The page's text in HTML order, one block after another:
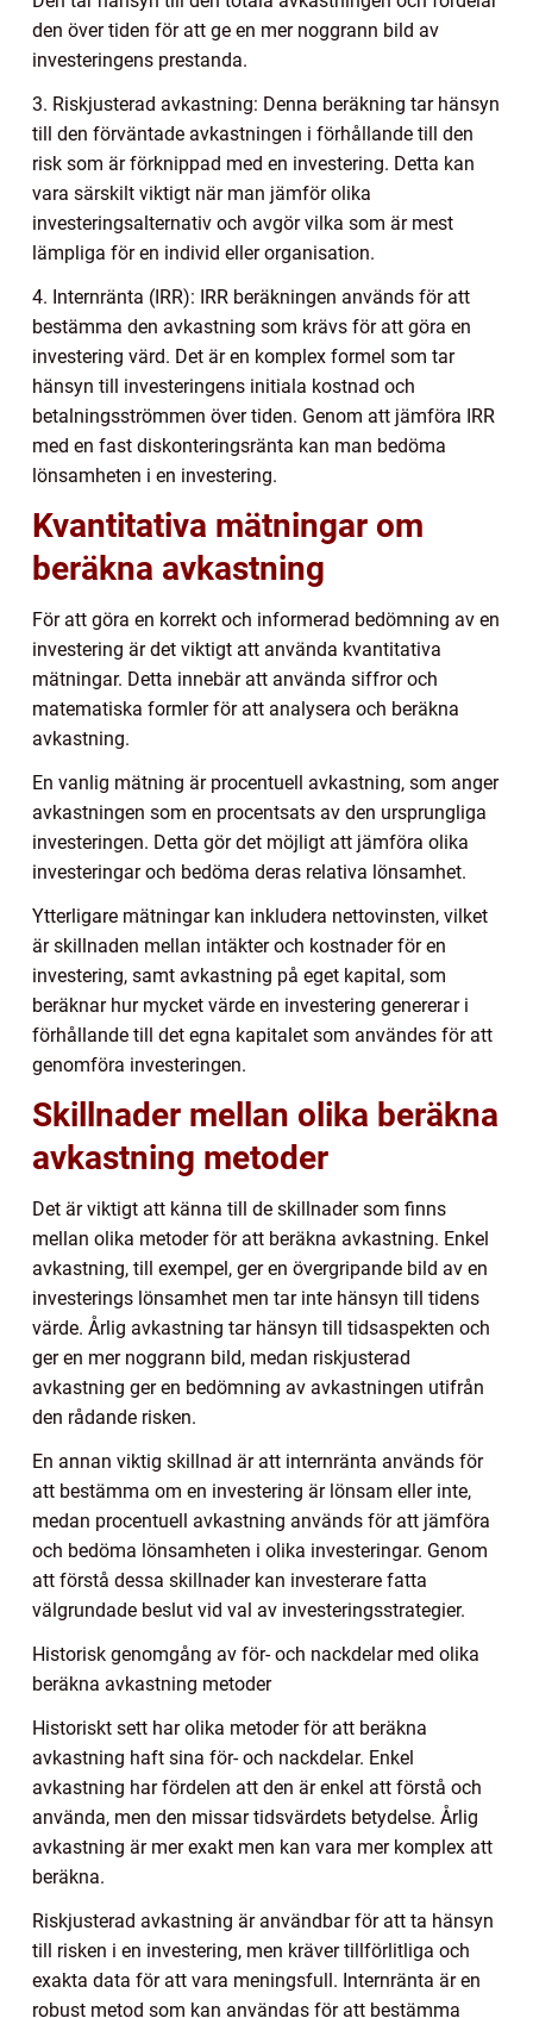
den över tiden för att ge en mer noggrann bild av
investeringens prestanda.
3. Riskjusterad avkastning: Denna beräkning tar hänsyn
till den förväntade avkastningen i förhållande till den
risk som är förknippad med en investering. Detta kan
vara särskilt viktigt när man jämför olika
investeringsalternativ och avgör vilka som är mest
lämpliga för en individ eller organisation.
4. Internränta (IRR): IRR beräkningen används för att
bestämma den avkastning som krävs för att göra en
investering värd. Det är en komplex formel som tar
hänsyn till investeringens initiala kostnad och
betalningsströmmen över tiden. Genom att jämföra IRR
med en fast diskonteringsränta kan man bedöma
lönsamheten i en investering.
Kvantitativa mätningar om
beräkna avkastning
För att göra en korrekt och informerad bedömning av en
investering är det viktigt att använda kvantitativa
mätningar. Detta innebär att använda siffror och
matematiska formler för att analysera och beräkna
avkastning.
En vanlig mätning är procentuell avkastning, som anger
avkastningen som en procentsats av den ursprungliga
investeringen. Detta gör det möjligt att jämföra olika
investeringar och bedöma deras relativa lönsamhet.
Ytterligare mätningar kan inkludera nettovinsten, vilket
är skillnaden mellan intäkter och kostnader för en
investering, samt avkastning på eget kapital, som
beräknar hur mycket värde en investering genererar i
förhållande till det egna kapitalet som användes för att
genomföra investeringen.
Skillnader mellan olika beräkna
avkastning metoder
Det är viktigt att känna till de skillnader som finns
mellan olika metoder för att beräkna avkastning. Enkel
avkastning, till exempel, ger en övergripande bild av en
investerings lönsamhet men tar inte hänsyn till tidens
värde. Årlig avkastning tar hänsyn till tidsaspekten och
ger en mer noggrann bild, medan riskjusterad
avkastning ger en bedömning av avkastningen utifrån
den rådande risken.
En annan viktig skillnad är att internränta används för
att bestämma om en investering är lönsam eller inte,
medan procentuell avkastning används för att jämföra
och bedöma lönsamheten i olika investeringar. Genom
att förstå dessa skillnader kan investerare fatta
välgrundade beslut vid val av investeringsstrategier.
Historisk genomgång av för- och nackdelar med olika
beräkna avkastning metoder
Historiskt sett har olika metoder för att beräkna
avkastning haft sina för- och nackdelar. Enkel
avkastning har fördelen att den är enkel att förstå och
använda, men den missar tidsvärdets betydelse. Årlig
avkastning är mer exakt men kan vara mer komplex att
beräkna.
Riskjusterad avkastning är användbar för att ta hänsyn
till risken i en investering, men kräver tillförlitliga och
exakta data för att vara meningsfull. Internränta är en
robust metod som kan användas för att bestämma